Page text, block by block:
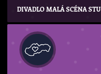
DIVADLO MALÁ SCÉNA STU